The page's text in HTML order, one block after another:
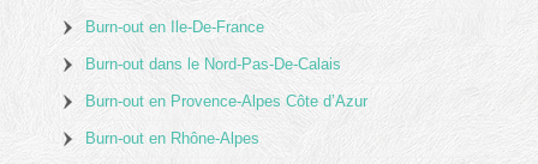
Burn-out en Ile-De-France
Burn-out dans le Nord-Pas-De-Calais
Burn-out en Provence-Alpes Côte d’Azur
Burn-out en Rhône-Alpes